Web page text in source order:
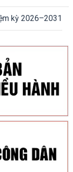
kỳ 2026–2031